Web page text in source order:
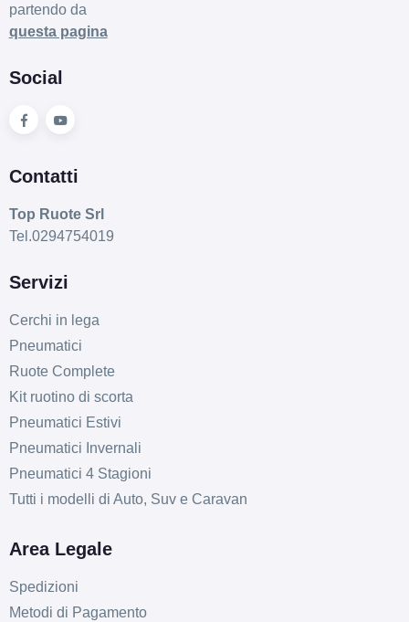
partendo da
questa pagina
Social
Contatti
Top Ruote Srl
Tel.0294754019
Servizi
Cerchi in lega
Pneumatici
Ruote Complete
Kit ruotino di scorta
Pneumatici Estivi
Pneumatici Invernali
Pneumatici 4 Stagioni
Tutti i modelli di Auto, Suv e Caravan
Area Legale
Spedizioni
Metodi di Pagamento